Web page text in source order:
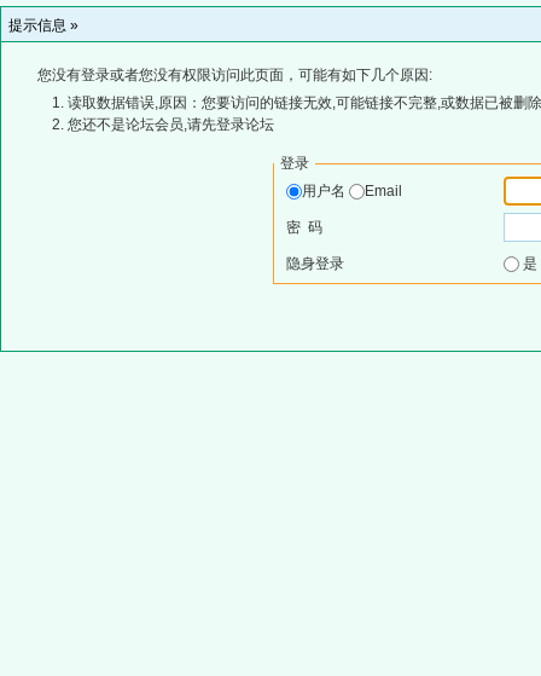
提示信息 »
您没有登录或者您没有权限访问此页面，可能有如下几个原因:
读取数据错误,原因：您要访问的链接无效,可能链接不完整,或数据已被删
您还不是论坛会员,请先登录论坛
登录
用户名
Email
密 码
隐身登录